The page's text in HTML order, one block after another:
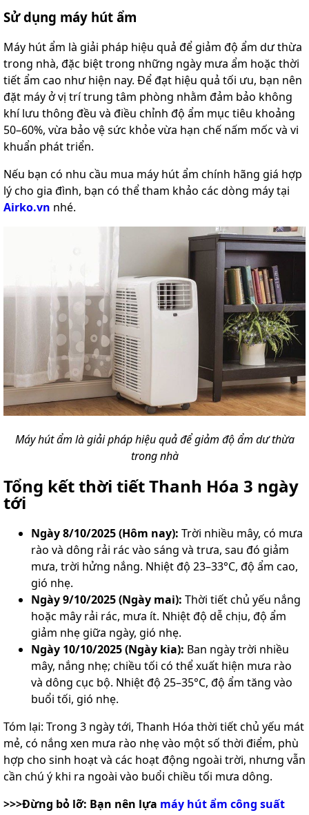
Sử dụng máy hút ẩm
Máy hút ẩm là giải pháp hiệu quả để giảm độ ẩm dư thừa
trong nhà, đặc biệt trong những ngày mưa ẩm hoặc thời
tiết ẩm cao như hiện nay. Để đạt hiệu quả tối ưu, bạn nên
đặt máy ở vị trí trung tâm phòng nhằm đảm bảo không
khí lưu thông đều và điều chỉnh độ ẩm mục tiêu khoảng
50–60%, vừa bảo vệ sức khỏe vừa hạn chế nấm mốc và vi
khuẩn phát triển.
Nếu bạn có nhu cầu mua máy hút ẩm chính hãng giá hợp
lý cho gia đình, bạn có thể tham khảo các dòng máy tại
Airko.vn nhé.
Máy hút ẩm là giải pháp hiệu quả để giảm độ ẩm dư thừa
trong nhà
Tổng kết thời tiết Thanh Hóa 3 ngày
tới
Ngày 8/10/2025 (Hôm nay): Trời nhiều mây, có mưa
rào và dông rải rác vào sáng và trưa, sau đó giảm
mưa, trời hửng nắng. Nhiệt độ 23–33°C, độ ẩm cao,
gió nhẹ.
Ngày 9/10/2025 (Ngày mai): Thời tiết chủ yếu nắng
hoặc mây rải rác, mưa ít. Nhiệt độ dễ chịu, độ ẩm
giảm nhẹ giữa ngày, gió nhẹ.
Ngày 10/10/2025 (Ngày kia): Ban ngày trời nhiều
mây, nắng nhẹ; chiều tối có thể xuất hiện mưa rào
và dông cục bộ. Nhiệt độ 25–35°C, độ ẩm tăng vào
buổi tối, gió nhẹ.
Tóm lại: Trong 3 ngày tới, Thanh Hóa thời tiết chủ yếu mát
mẻ, có nắng xen mưa rào nhẹ vào một số thời điểm, phù
hợp cho sinh hoạt và các hoạt động ngoài trời, nhưng vẫn
cần chú ý khi ra ngoài vào buổi chiều tối mưa dông.
>>>Đừng bỏ lỡ: Bạn nên lựa máy hút ẩm công suất